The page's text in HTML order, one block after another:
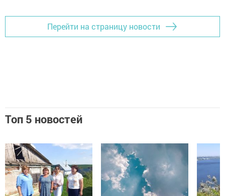
Перейти на страницу новости
Топ 5 новостей